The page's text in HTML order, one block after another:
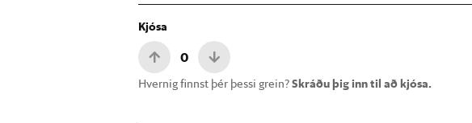
Kjósa
0
Hvernig finnst þér þessi grein?Skráðu þig inn til að kjósa.